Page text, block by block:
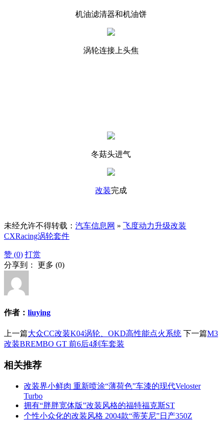
机油滤清器和机油饼
涡轮连接上头焦
冬菇头进气
改装完成
未经允许不得转载： 汽车信息网 » 飞度动力升级改装
CXRacing涡轮套件
赞 (0) 打赏
分享到： 更多 (0)
作者： liuying
上一篇大众CC改装K04涡轮、OKD高性能点火系统 下一篇M3
改装BREMBO GT 前6后4刹车套装
相关推荐
改装界小鲜肉 重新喷涂“薄荷色”车漆的现代Veloster
Turbo
拥有“胖胖宽体版”改装风格的福特福克斯ST
个性小众化的改装风格 2004款“蒂芙尼”日产350Z